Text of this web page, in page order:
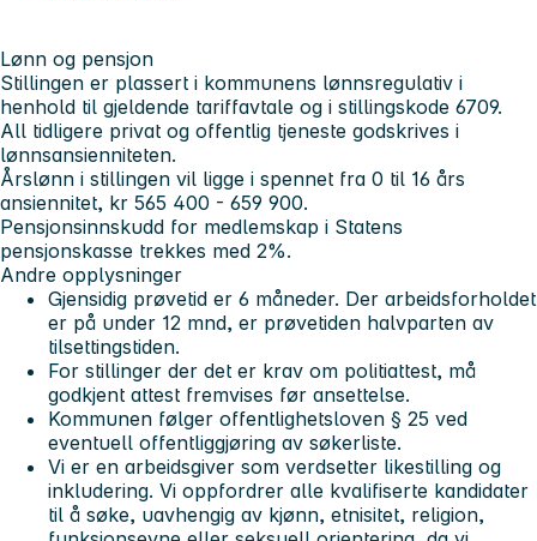
Lønn og pensjon
Stillingen er plassert i kommunens lønnsregulativ i
henhold til gjeldende tariffavtale og i stillingskode 6709.
All tidligere privat og offentlig tjeneste godskrives i
lønnsansienniteten.
Årslønn i stillingen vil ligge i spennet fra 0 til 16 års
ansiennitet, kr 565 400 - 659 900.
Pensjonsinnskudd for medlemskap i Statens
pensjonskasse trekkes med 2%.
Andre opplysninger
Gjensidig prøvetid er 6 måneder. Der arbeidsforholdet
er på under 12 mnd, er prøvetiden halvparten av
tilsettingstiden.
For stillinger der det er krav om politiattest, må
godkjent attest fremvises før ansettelse.
Kommunen følger offentlighetsloven § 25 ved
eventuell offentliggjøring av søkerliste.
Vi er en arbeidsgiver som verdsetter likestilling og
inkludering. Vi oppfordrer alle kvalifiserte kandidater
til å søke, uavhengig av kjønn, etnisitet, religion,